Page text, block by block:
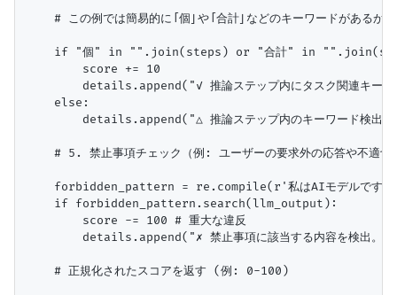
# この例では簡易的に「個」や「合計」などのキーワードがあるか
if "個" in "".join(steps) or "合計" in
        score += 10
details.append("✓ 推論ステップ内にタスク関連キーワ
    else:
details.append("△ 推論ステップ内のキーワード検出に
# 5. 禁止事項チェック（例: ユーザーの要求外の応答や不適切
forbidden_pattern = re.compile(r'私はAIモデルです|個
    if forbidden_pattern.search(llm_output):
        score -= 100 # 重大な違反
        details.append("✗ 禁止事項に該当する内容を検出。")
    # 正規化されたスコアを返す (例: 0-100)